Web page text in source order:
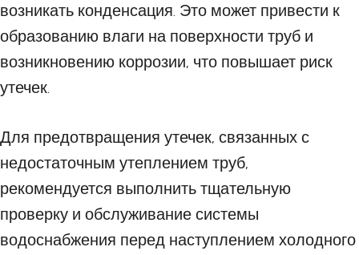
возникать конденсация. Это может привести к
образованию влаги на поверхности труб и
возникновению коррозии, что повышает риск
утечек.
Для предотвращения утечек, связанных с
недостаточным утеплением труб,
рекомендуется выполнить тщательную
проверку и обслуживание системы
водоснабжения перед наступлением холодного